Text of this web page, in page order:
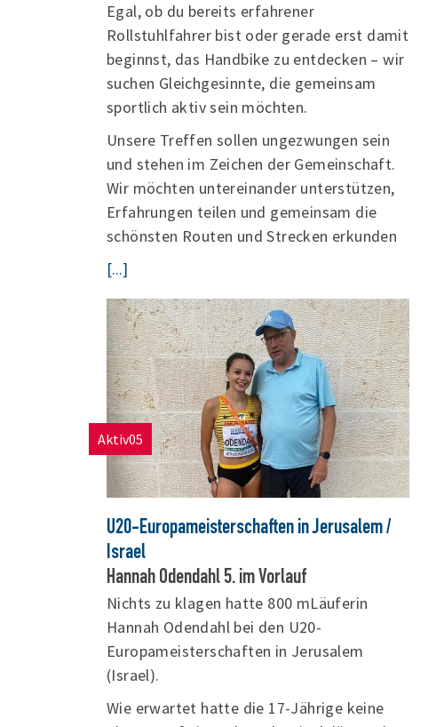
Egal, ob du bereits erfahrener
Rollstuhlfahrer bist oder gerade erst damit
beginnst, das Handbike zu entdecken – wir
suchen Gleichgesinnte, die gemeinsam
sportlich aktiv sein möchten.
Unsere Treffen sollen ungezwungen sein
und stehen im Zeichen der Gemeinschaft.
Wir möchten untereinander unterstützen,
Erfahrungen teilen und gemeinsam die
schönsten Routen und Strecken erkunden
[...]
Aktiv05
U20-Europameisterschaften in Jerusalem /
Israel
Hannah Odendahl 5. im Vorlauf
Nichts zu klagen hatte 800 mLäuferin
Hannah Odendahl bei den U20-
Europameisterschaften in Jerusalem
(Israel).
Wie erwartet hatte die 17-Jährige keine